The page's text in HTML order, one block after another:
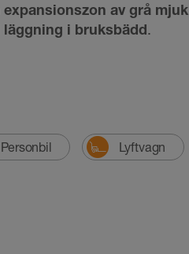
expansionszon av grå mjuk
läggning i bruksbädd.
Personbil Lyftvagn